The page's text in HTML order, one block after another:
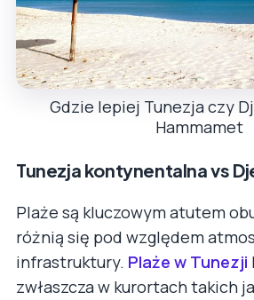
Gdzie lepiej Tunezja czy
Hammamet
Tunezja kontynentalna vs
Plaże są kluczowym atutem
różnią się pod względem
infrastruktury. Plaże w Tunezji
zwłaszcza w kurortach takich